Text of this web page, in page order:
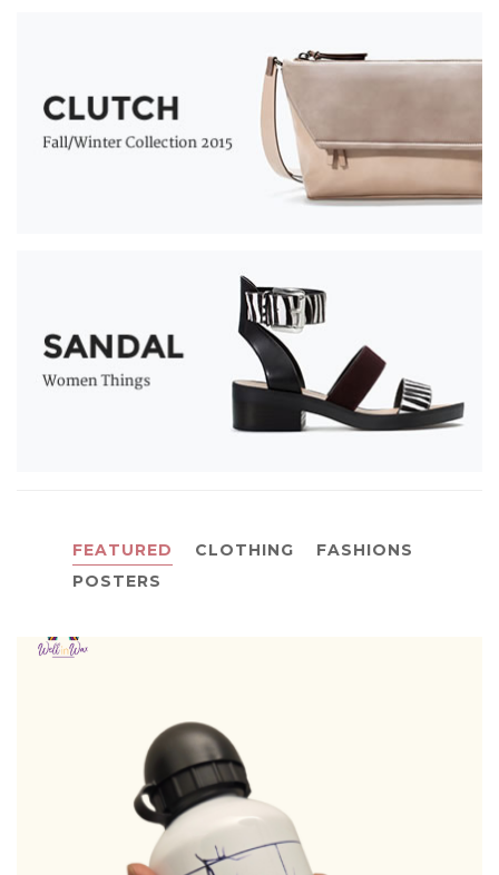
FEATURED CLOTHING
FASHIONS
POSTERS